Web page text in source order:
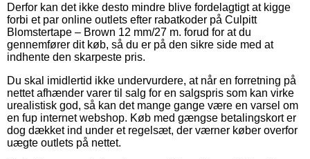
Derfor kan det ikke desto mindre blive fordelagtigt at kigge
forbi et par online outlets efter rabatkoder på Culpitt
Blomstertape – Brown 12 mm/27 m. forud for at du
gennemfører dit køb, så du er på den sikre side med at
indhente den skarpeste pris.
Du skal imidlertid ikke undervurdere, at når en forretning på
nettet afhænder varer til salg for en salgspris som kan virke
urealistisk god, så kan det mange gange være en varsel om
en fup internet webshop. Køb med gængse betalingskort er
dog dækket ind under et regelsæt, der værner køber overfor
uægte outlets på nettet.